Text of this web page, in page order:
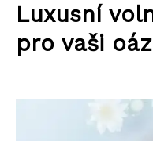
Luxusní
pro vaši